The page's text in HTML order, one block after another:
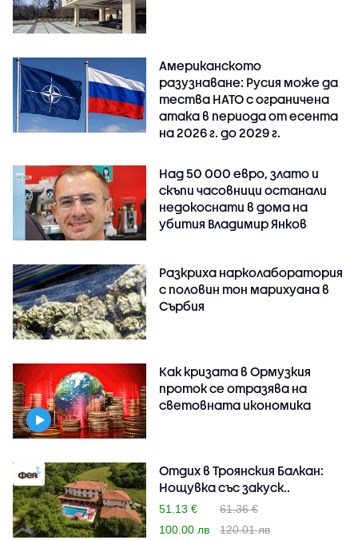
Американското
разузнаване: Русия може да
тества НАТО с ограничена
атака в периода от есента
на 2026 г. до 2029 г.
Над 50 000 евро, злато и
скъпи часовници останали
недокоснати в дома на
убития Владимир Янков
Разкриха нарколаборатория
с половин тон марихуана в
Сърбия
Как кризата в Ормузкия
проток се отразява на
световната икономика
Отдих в Троянския Балкан:
Нощувка със закуск..
51.13 €
61.36 €
100.00 лв
120.01 лв